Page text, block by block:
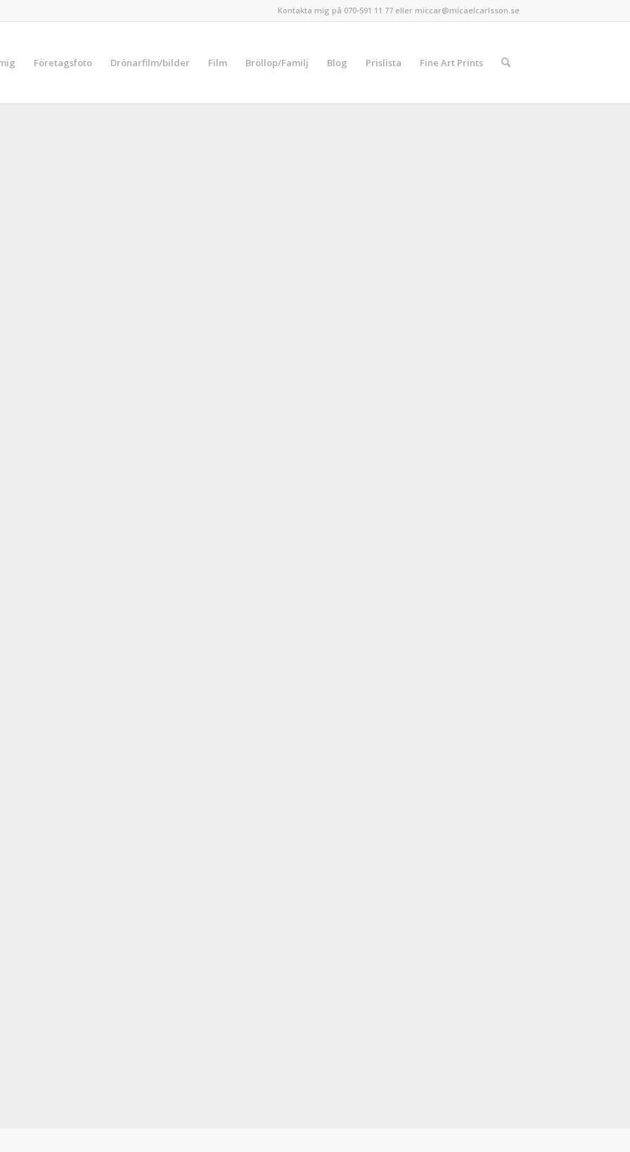
Kontakta mig på 070-591 11 77 eller miccar@micaelcarlsson.se
Företagsfoto Drönarfilm/bilder Film Bröllop/Familj Blog Prislista Fine Art Prints